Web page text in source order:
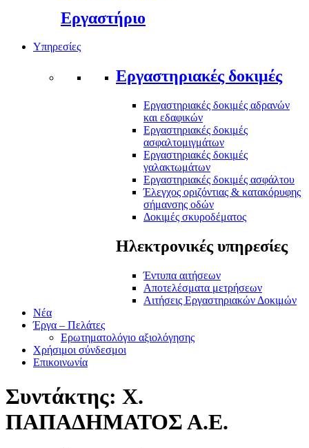
Εργαστήριο
Υπηρεσίες
Εργαστηριακές δοκιμές
Εργαστηριακές δοκιμές αδρανών
και εδαφικών
Εργαστηριακές δοκιμές
ασφαλτομιγμάτων
Εργαστηριακές δοκιμές
γαλακτωμάτων
Εργαστηριακές δοκιμές ασφάλτου
Έλεγχος οριζόντιας & κατακόρυφης
σήμανσης οδών
Δοκιμές σκυροδέματος
Ηλεκτρονικές υπηρεσίες
Έντυπα αιτήσεων
Αποτελέσματα μετρήσεων
Αιτήσεις Εργαστηριακών Δοκιμών
Νέα
Έργα – Πελάτες
Ερωτηματολόγιο αξιολόγησης
Χρήσιμοι σύνδεσμοι
Επικοινωνία
Συντάκτης: Χ.
ΠΑΠΑΔΗΜΑΤΟΣ Α.Ε.